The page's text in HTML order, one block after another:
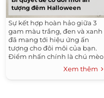
tượng đêm Halloween
Sự kết hợp hoàn hảo giữa 3
gam màu trắng, đen và xanh
đã mang tới hiệu ứng ấn
tượng cho đôi môi của bạn.
Điểm nhấn chính là chú mèo
đen trên nền sơn trắng.
Xem thêm